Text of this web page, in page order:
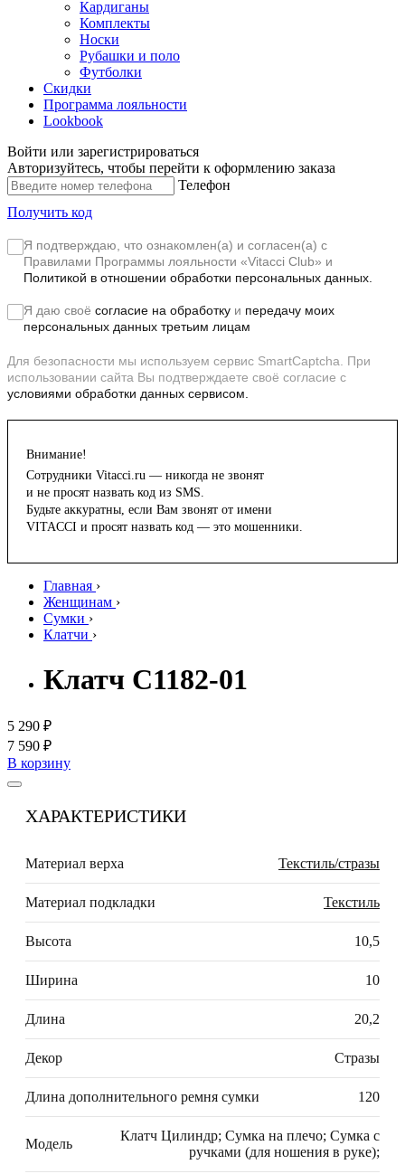
Кардиганы
Комплекты
Носки
Рубашки и поло
Футболки
Скидки
Программа лояльности
Lookbook
Войти или зарегистрироваться
Авторизуйтесь, чтобы перейти к оформлению заказа
Телефон
Получить код
Я подтверждаю, что ознакомлен(а) и согласен(а) с
Правилами Программы лояльности «Vitacci Club» и
Политикой в отношении обработки персональных данных.
Я даю своё согласие на обработку и передачу моих
персональных данных третьим лицам
Для безопасности мы используем сервис SmartCaptcha. При
использовании сайта Вы подтверждаете своё согласие с
условиями обработки данных сервисом.
Внимание!
Сотрудники Vitacci.ru — никогда не звонят
и не просят назвать код из SMS.
Будьте аккуратны, если Вам звонят от имени
VITACCI и просят назвать код — это мошенники.
Главная ›
Женщинам ›
Сумки ›
Клатчи ›
Клатч C1182-01
5 290 ₽
7 590 ₽
В корзину
ХАРАКТЕРИСТИКИ
Материал верха Текстиль/стразы
Материал подкладки Текстиль
Высота 10,5
Ширина 10
Длина 20,2
Декор Стразы
Длина дополнительного ремня сумки 120
Модель
Клатч Цилиндр; Сумка на плечо; Сумка с
ручками (для ношения в руке);